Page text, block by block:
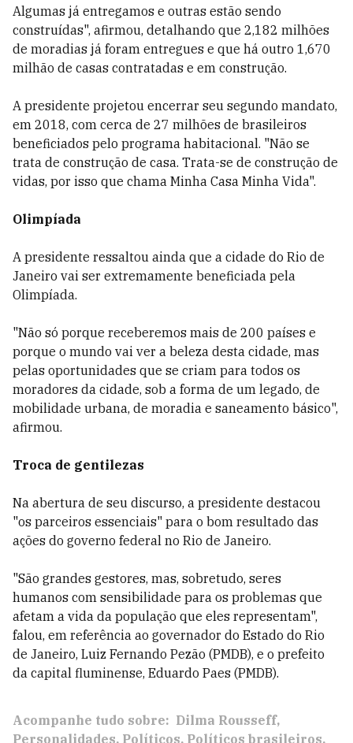
Algumas já entregamos e outras estão sendo
construídas", afirmou, detalhando que 2,182 milhões
de moradias já foram entregues e que há outro 1,670
milhão de casas contratadas e em construção.
A presidente projetou encerrar seu segundo mandato,
em 2018, com cerca de 27 milhões de brasileiros
beneficiados pelo programa habitacional. "Não se
trata de construção de casa. Trata-se de construção de
vidas, por isso que chama Minha Casa Minha Vida".
Olimpíada
A presidente ressaltou ainda que a cidade do Rio de
Janeiro vai ser extremamente beneficiada pela
Olimpíada.
"Não só porque receberemos mais de 200 países e
porque o mundo vai ver a beleza desta cidade, mas
pelas oportunidades que se criam para todos os
moradores da cidade, sob a forma de um legado, de
mobilidade urbana, de moradia e saneamento básico",
afirmou.
Troca de gentilezas
Na abertura de seu discurso, a presidente destacou
"os parceiros essenciais" para o bom resultado das
ações do governo federal no Rio de Janeiro.
"São grandes gestores, mas, sobretudo, seres
humanos com sensibilidade para os problemas que
afetam a vida da população que eles representam",
falou, em referência ao governador do Estado do Rio
de Janeiro, Luiz Fernando Pezão (PMDB), e o prefeito
da capital fluminense, Eduardo Paes (PMDB).
Acompanhe tudo sobre: Dilma Rousseff
Personalidades Políticos Políticos brasileiros